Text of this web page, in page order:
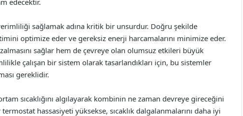
edecektir.
sağlamak adına kritik bir unsurdur. Doğru şekilde
optimize eder ve gereksiz enerji harcamalarını minimize eder.
sağlar hem de çevreye olan olumsuz etkileri büyük
çalışan bir sistem olarak tasarlandıkları için, bu sistemler
gereklidir.
sıcaklığını algılayarak kombinin ne zaman devreye gireceğini
hassasiyeti yüksekse, sıcaklık dalgalanmalarını daha iyi